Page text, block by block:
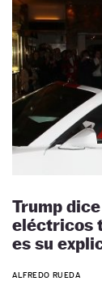
Trump
eléctricos
es su
ALFREDO RUEDA